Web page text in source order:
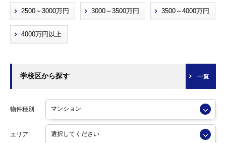
2500～3000万円 3000～3500万円 3500～4000万円
4000万円以上
学校区から探す 一覧
物件種別
エリア